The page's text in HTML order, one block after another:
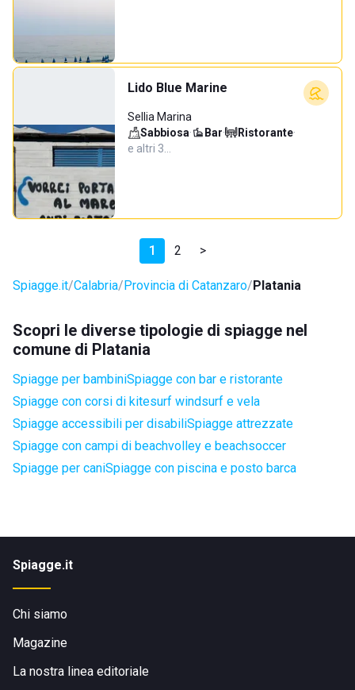
Lido Blue Marine
Sellia Marina
Sabbiosa· Bar· Ristorante·
e altri 3…
1 2 >
Spiagge.it Calabria Provincia di Catanzaro Platania
Scopri le diverse tipologie di spiagge nel
comune di Platania
Spiagge per bambiniSpiagge con bar e ristorante
Spiagge con corsi di kitesurf windsurf e vela
Spiagge accessibili per disabiliSpiagge attrezzate
Spiagge con campi di beachvolley e beachsoccer
Spiagge per caniSpiagge con piscina e posto barca
Spiagge.it
Chi siamo
Magazine
La nostra linea editoriale